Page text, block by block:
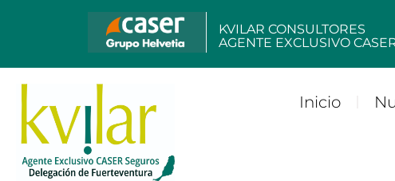
KVILAR CONSULTORES
AGENTE EXCLUSIVO
Inicio